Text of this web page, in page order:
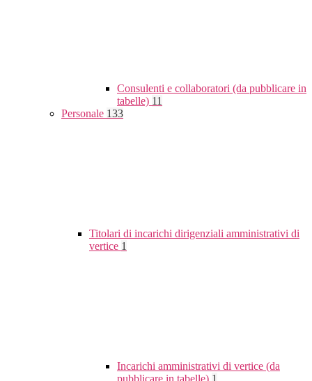
Consulenti e collaboratori (da pubblicare in
tabelle) 11
Personale 133
Titolari di incarichi dirigenziali amministrativi di
vertice 1
Incarichi amministrativi di vertice (da